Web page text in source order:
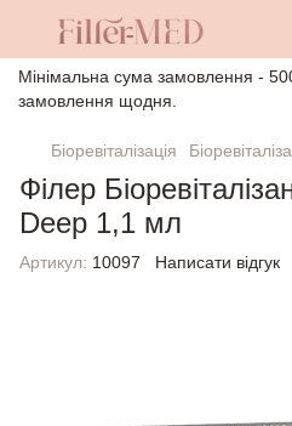
Мінімальна сума замовлення -
замовлення щодня.
Біоревіталізація
Філер
Deep 1,1 мл
Артикул: 10097 Написати відгук